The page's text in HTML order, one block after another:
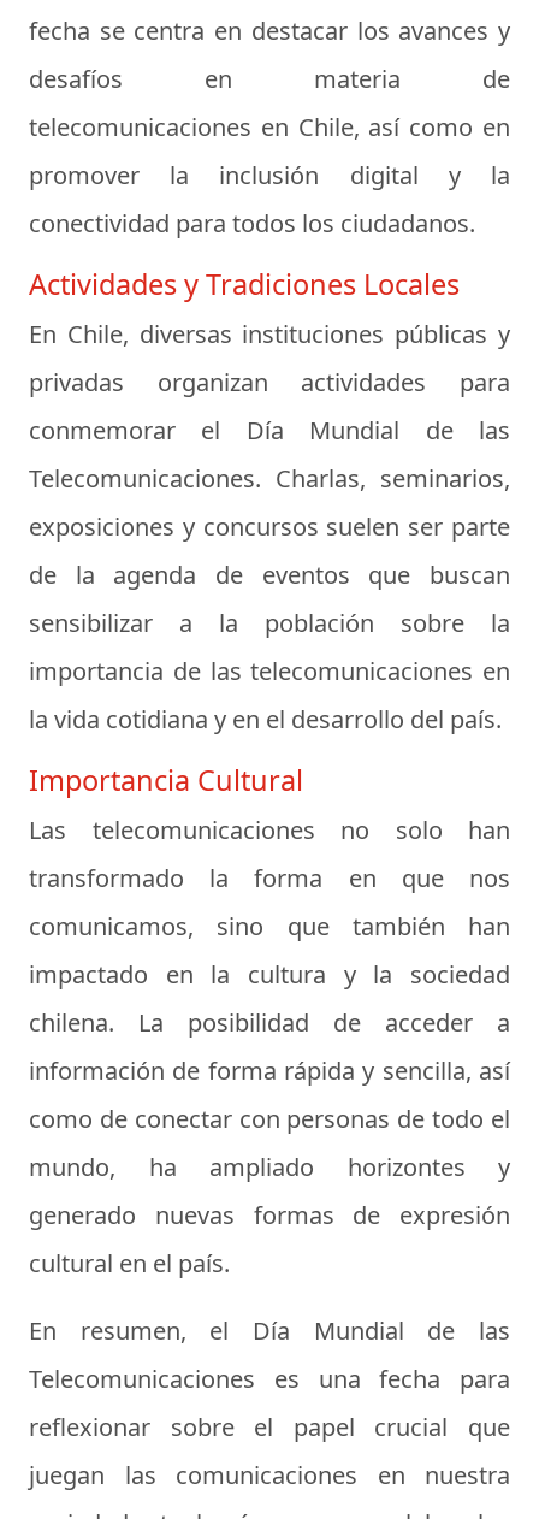
fecha se centra en destacar los avances y
desafíos en materia de
telecomunicaciones en Chile, así como en
promover la inclusión digital y la
conectividad para todos los ciudadanos.
Actividades y Tradiciones Locales
En Chile, diversas instituciones públicas y
privadas organizan actividades para
conmemorar el Día Mundial de las
Telecomunicaciones. Charlas, seminarios,
exposiciones y concursos suelen ser parte
de la agenda de eventos que buscan
sensibilizar a la población sobre la
importancia de las telecomunicaciones en
la vida cotidiana y en el desarrollo del país.
Importancia Cultural
Las telecomunicaciones no solo han
transformado la forma en que nos
comunicamos, sino que también han
impactado en la cultura y la sociedad
chilena. La posibilidad de acceder a
información de forma rápida y sencilla, así
como de conectar con personas de todo el
mundo, ha ampliado horizontes y
generado nuevas formas de expresión
cultural en el país.
En resumen, el Día Mundial de las
Telecomunicaciones es una fecha para
reflexionar sobre el papel crucial que
juegan las comunicaciones en nuestra